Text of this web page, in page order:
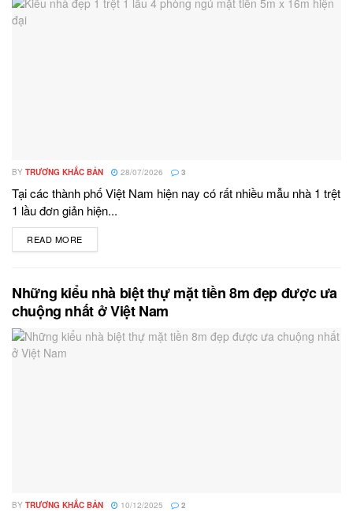
BY TRƯƠNG KHẮC BẢN 28/07/2026 3
Tại các thành phố Việt Nam hiện nay có rất nhiều mẫu nhà 1 trệt
1 lầu đơn giản hiện...
READ MORE
Những kiểu nhà biệt thự mặt tiền 8m đẹp được ưa
chuộng nhất ở Việt Nam
BY TRƯƠNG KHẮC BẢN 10/12/2025 2